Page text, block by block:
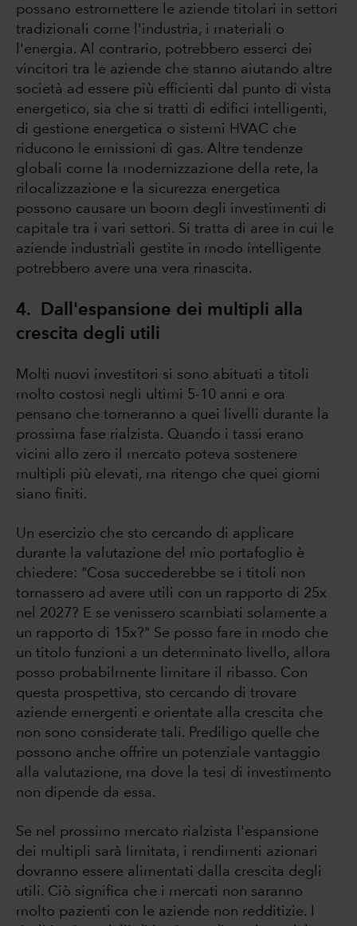
possano estromettere le aziende titolari in settori
tradizionali come l'industria, i materiali o
l'energia. Al contrario, potrebbero esserci dei
vincitori tra le aziende che stanno aiutando altre
società ad essere più efficienti dal punto di vista
energetico, sia che si tratti di edifici intelligenti,
di gestione energetica o sistemi HVAC che
riducono le emissioni di gas. Altre tendenze
globali come la modernizzazione della rete, la
rilocalizzazione e la sicurezza energetica
possono causare un boom degli investimenti di
capitale tra i vari settori. Si tratta di aree in cui le
aziende industriali gestite in modo intelligente
potrebbero avere una vera rinascita.
4. Dall'espansione dei multipli alla
crescita degli utili
Molti nuovi investitori si sono abituati a titoli
molto costosi negli ultimi 5-10 anni e ora
pensano che torneranno a quei livelli durante la
prossima fase rialzista. Quando i tassi erano
vicini allo zero il mercato poteva sostenere
multipli più elevati, ma ritengo che quei giorni
siano finiti.
Un esercizio che sto cercando di applicare
durante la valutazione del mio portafoglio è
chiedere: "Cosa succederebbe se i titoli non
tornassero ad avere utili con un rapporto di 25x
nel 2027? E se venissero scambiati solamente a
un rapporto di 15x?" Se posso fare in modo che
un titolo funzioni a un determinato livello, allora
posso probabilmente limitare il ribasso. Con
questa prospettiva, sto cercando di trovare
aziende emergenti e orientate alla crescita che
non sono considerate tali. Prediligo quelle che
possono anche offrire un potenziale vantaggio
alla valutazione, ma dove la tesi di investimento
non dipende da essa.
Se nel prossimo mercato rialzista l'espansione
dei multipli sarà limitata, i rendimenti azionari
dovranno essere alimentati dalla crescita degli
utili. Ciò significa che i mercati non saranno
molto pazienti con le aziende non redditizie. I